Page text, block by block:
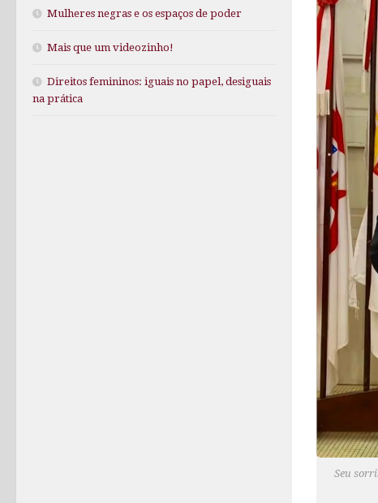
Seu
Mulheres negras e os espaços de poder
Mais que um videozinho!
Direitos femininos: iguais no papel, desiguais
na prática